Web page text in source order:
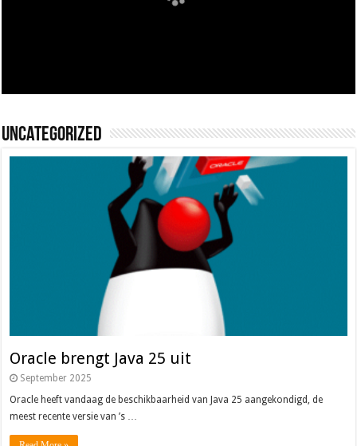
Uncategorized
Oracle brengt Java 25 uit
September 2025
Oracle heeft vandaag de beschikbaarheid van Java 25 aangekondigd, de
meest recente versie van ’s …